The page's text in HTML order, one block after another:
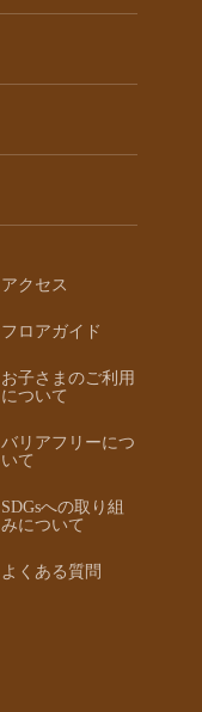
アクセス
フロアガイド
お子さまのご利用
について
バリアフリーにつ
いて
SDGsへの取り組
みについて
よくある質問